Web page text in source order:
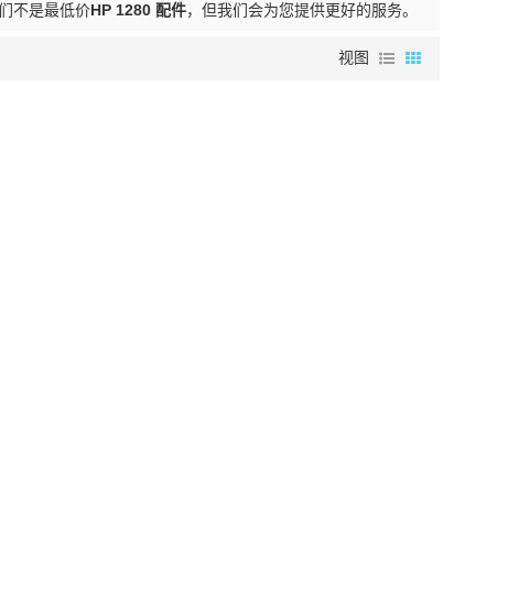
不是最低价HP 1280 配件，但我们会为您提供更好的服务。
视图